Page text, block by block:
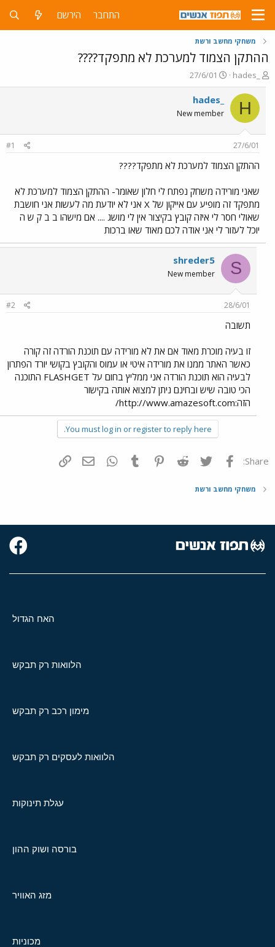
התחבר הירשם
משחקי מחשב ורשת
ההתקן הצמוד למערכת לא מתפקד????
ו
ת
ח
ה
ש
א
hades_
פ
ו
ר
ם
ר
27/6/01
H
hades_
New member
27/6/01
#1
ההתקן הצמוד למערכת לא מתפקד????
שאני מורידה משחק נפתח לי חלון שאומר- ההתקן הצמוד למערכת לא
מתפקד זה מופיע עם אייקון של X אני לא יודעת מה לעשות אני חושבת
שאולי חסר לי איזה קובץ בקיצור אין לי מושג .... אם מישהו ב ב ק ש ה
יוכל לעזור לי אני אודה לכם מאוד שאו ברכות
S
shreder5
New member
28/6/01
#2
תשובה
זו בעיה מוכרת מאוד אם את לא מורידה עם תוכנת הורדה זה קורה
כאשר האתר ממנו את מורידה איטי או עמוס והקובץ בקושי יורד הפתרון
לבעיה הוא תוכנת הורדה אני ממליץ בחום על FLASHGET התוכנה
הכי טובה שיש ובחינם ניתן למצוא אותה בקישור
הזה:http://www.amazesoft.com/
You must log in or register to reply here.
Share: פייסבוק Twitter
Reddit
Pinterest
Tumblr
WhatsAppדואר אלקטרוני
משחקי מחשב ורשת
האח הגדול
הלוואות רק תבקש
מימון רכב רק תבקש
הלוואות לעסקים רק תבקש
עגלת תינוקות
בורסה ושוק ההון
מזג האוויר
מכוניות